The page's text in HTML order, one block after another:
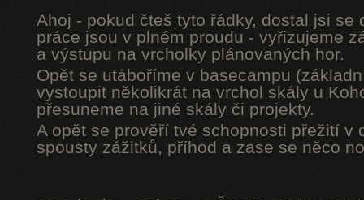
Ahoj - pokud čteš tyto řádky, dostal jsi se
práce jsou v plném proudu - vyřizujeme
a výstupu na vrcholky plánovaných hor.
Opět se utáboříme v basecampu
vystoupit několikrát na vrchol skály u
přesuneme na jiné skály či projekty.
A opět se prověří tvé schopnosti přežití v
spousty zážitků, příhod a zase se něco